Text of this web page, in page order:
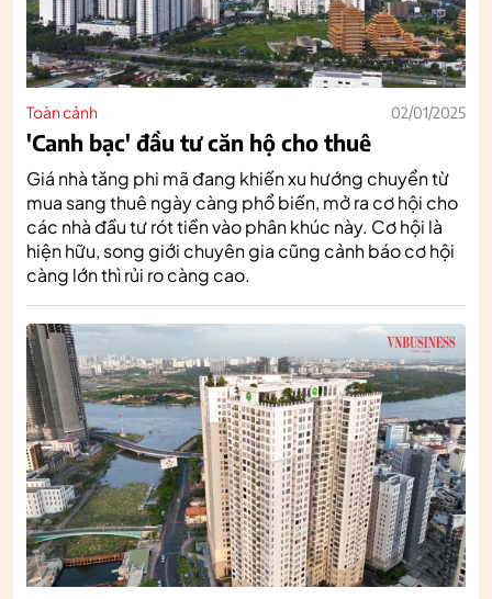
Toàn cảnh 02/01/2025
'Canh bạc' đầu tư căn hộ cho thuê
Giá nhà tăng phi mã đang khiến xu hướng chuyển từ
mua sang thuê ngày càng phổ biến, mở ra cơ hội cho
các nhà đầu tư rót tiền vào phân khúc này. Cơ hội là
hiện hữu, song giới chuyên gia cũng cảnh báo cơ hội
càng lớn thì rủi ro càng cao.